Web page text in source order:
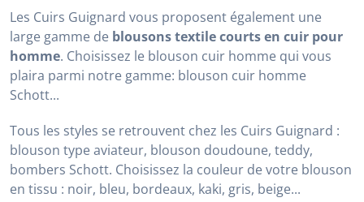
Les Cuirs Guignard vous proposent également une
large gamme de blousons textile courts en cuir pour
homme. Choisissez le blouson cuir homme qui vous
plaira parmi notre gamme: blouson cuir homme
Schott...
Tous les styles se retrouvent chez les Cuirs Guignard :
blouson type aviateur, blouson doudoune, teddy,
bombers Schott. Choisissez la couleur de votre blouson
en tissu : noir, bleu, bordeaux, kaki, gris, beige...